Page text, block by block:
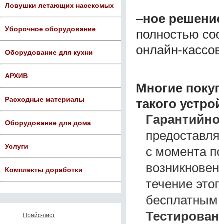
Ловушки летающих насекомых
Уборочное оборудование
Оборудование для кухни
АРХИВ
Расходные материалы
Оборудование для дома
Услуги
Комплекты доработки
Прайс-лист
–ное
полностью
онлайн-
Многие
такого
с момента
течение